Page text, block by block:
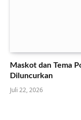
Maskot dan Tema
Diluncurkan
Juli 22, 2026